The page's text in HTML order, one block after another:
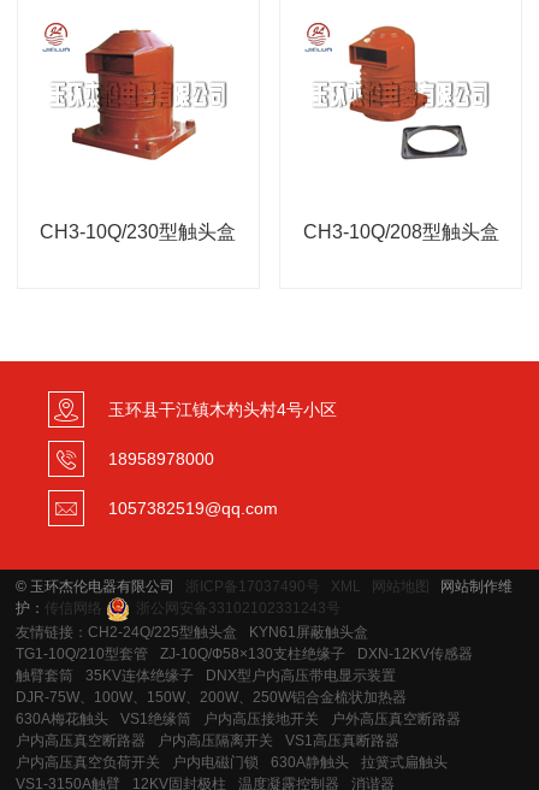
CH3-10Q/230型触头盒 CH3-10Q/208型触头盒
玉环县干江镇木杓头村4号小区
18958978000
1057382519@qq.com
© 玉环杰伦电器有限公司 浙ICP备17037490号 XML 网站地图
网站制作维
护： 传信网络
浙公网安备33102102331243号
友情链接：CH2-24Q/225型触头盒
KYN61屏蔽触头盒
TG1-10Q/210型套管
ZJ-10Q/Ф58×130支柱绝缘子
DXN-12KV传感器
触臂套筒
35KV连体绝缘子
DNX型户内高压带电显示装置
DJR-75W、100W、150W、200W、250W铝合金梳状加热器
630A梅花触头
VS1绝缘筒 户内高压接地开关
户外高压真空断路器
户内高压真空断路器
户内高压隔离开关
VS1高压真断路器
户内高压真空负荷开关
户内电磁门锁 630A静触头
拉簧式扁触头
VS1-3150A触臂
12KV固封极柱 温度凝露控制器 消谐器